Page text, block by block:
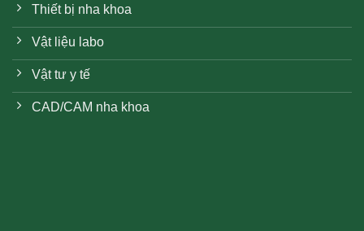
Thiết bị nha khoa
Vật liệu labo
Vật tư y tế
CAD/CAM nha khoa